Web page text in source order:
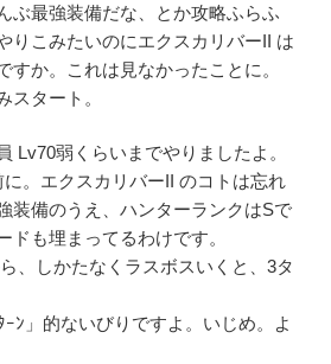
ぶ最強装備だな、とか攻略ふらふ
りこみたいのにエクスカリバーII は
すか。これは見なかったことに。
スタート。
Lv70弱くらいまでやりましたよ。
。エクスカリバーII のコトは忘れ
装備のうえ、ハンターランクはSで
ドも埋まってるわけです。
、しかたなくラスボスいくと、3タ
ｰﾝ」的ないびりですよ。いじめ。よ